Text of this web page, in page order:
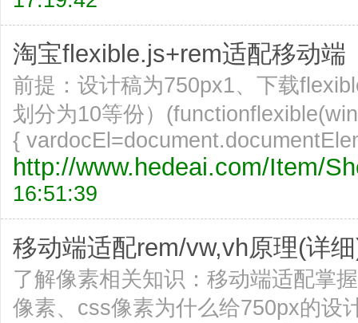
淘宝flexible.js+rem适配移动端
前提：设计稿为750px1、下载
划分为10等份）
{
http://www.hedeai.com/Item/
16:51:39
移动端适配rem/vw,vh原理(详
了解像素相关知识：移动端适配掌
像素、css像素为什么给750px的设